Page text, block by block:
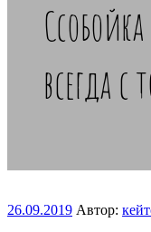
всегда с
26.09.2019 Автор: